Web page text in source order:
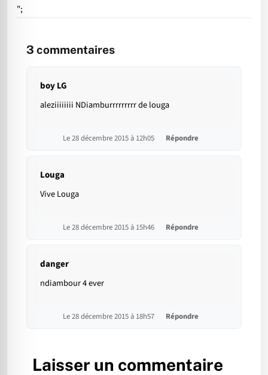
";
3 commentaires
boy LG
aleziiiiiiii NDiamburrrrrrrrr de louga
Le 28 décembre 2015 à 12h05 Répondre
Louga
Vive Louga
Le 28 décembre 2015 à 15h46 Répondre
danger
ndiambour 4 ever
Le 28 décembre 2015 à 18h57 Répondre
Laisser un commentaire